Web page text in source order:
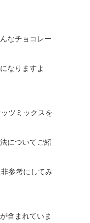
なチョコレー
なりますよ
ツミックスを
についてご紹
参考にしてみ
含まれていま